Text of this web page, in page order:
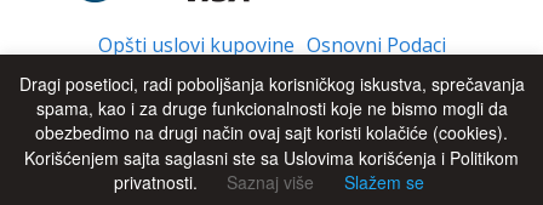
Opšti uslovi kupovine Osnovni Podaci
© 2026 - All Rights Reserved UP
Dragi posetioci, radi poboljšanja korisničkog iskustva, sprečavanja
spama, kao i za druge funkcionalnosti koje ne bismo mogli da
obezbedimo na drugi način ovaj sajt koristi kolačiće (cookies).
Korišćenjem sajta saglasni ste sa Uslovima korišćenja i Politikom
privatnosti.
Saznaj više Slažem se